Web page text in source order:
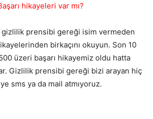
hikayeleri var mı?
prensibi gereği isim vermeden
birkaçını okuyun. Son 10
üzeri başarı hikayemiz oldu hatta
Gizlilik prensibi gereği bizi arayan hiç
sms ya da mail atmıyoruz.